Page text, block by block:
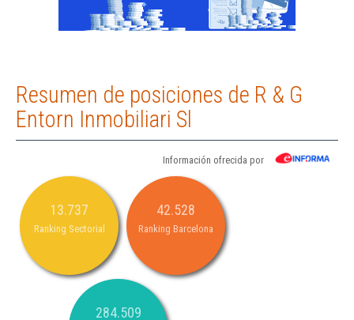
Resumen de posiciones de R & G
Entorn Inmobiliari Sl
Información ofrecida por
13.737
Ranking Sectorial
42.528
Ranking Barcelona
284.509